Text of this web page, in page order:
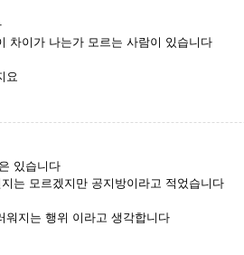
차이가 나는가 모르는 사람이 있습니다
요
있습니다
는 모르겠지만 공지방이라고 적었습니다
워지는 행위 이라고 생각합니다